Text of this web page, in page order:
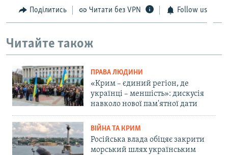
Поділитись Читати без VPN Follow us
Читайте також
ПРАВА ЛЮДИНИ
«Крим – єдиний регіон, де
українці – меншість»: дискусія
навколо нової пам'ятної дати
ВІЙНА ТА КРИМ
Російська влада обіцяє закрити
морський шлях українським